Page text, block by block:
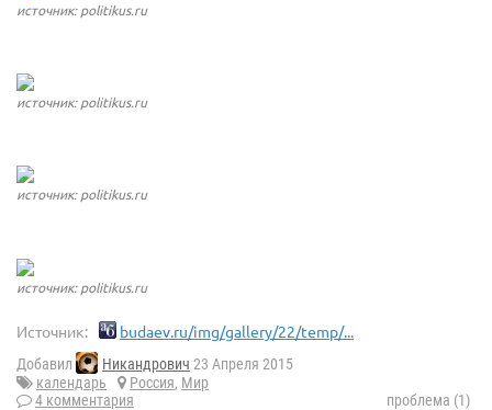
источник: politikus.ru
источник: politikus.ru
источник: politikus.ru
источник: politikus.ru
Источник: budaev.ru/img/gallery/22/temp/...
Добавил Никандрович 23 Апреля 2015
календарь
Россия, Мир
4 комментария
проблема (1)